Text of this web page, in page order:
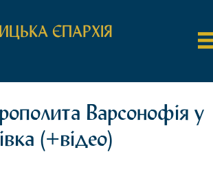
ЄПАРХІЯ
Варсонофія у
(+відео)